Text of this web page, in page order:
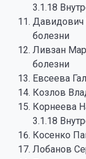
3.1.18
Давидович
болезни
Ливзан
болезни
Евсеева
Козлов
Корнеева
3.1.18
Косенко
Лобанов